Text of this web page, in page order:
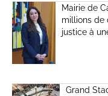
Mairie de
millions de
justice à
Grand